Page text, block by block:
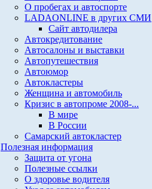
О пробегах и автоспорте
LADAONLINE в других СМИ
Сайт автодилера
Автокредитование
Автосалоны и выставки
Автопутешествия
Автоюмор
Автокластеры
Женщина и автомобиль
Кризис в автопроме 2008-...
В мире
В России
Самарский автокластер
Полезная информация
Защита от угона
Полезные ссылки
О здоровье водителя